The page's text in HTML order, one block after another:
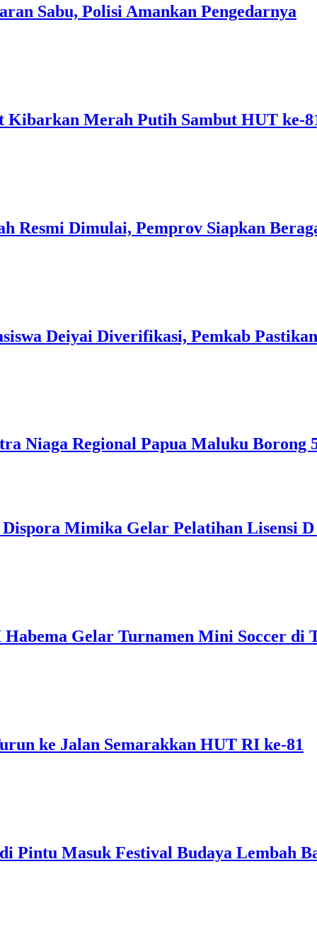
Sabu, Polisi Amankan Pengedarnya
Kibarkan Merah Putih Sambut HUT ke-
Resmi Dimulai, Pemprov Siapkan
Deiyai Diverifikasi, Pemkab
Niaga Regional Papua Maluku Borong
Mimika Gelar Pelatihan Lisensi D
Gelar Turnamen Mini Soccer di
ke Jalan Semarakkan HUT RI ke-81
Pintu Masuk Festival Budaya Lembah